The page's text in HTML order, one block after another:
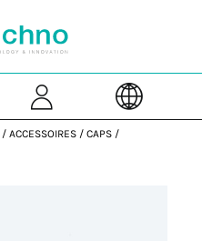
/ ACCESSOIRES / CAPS /